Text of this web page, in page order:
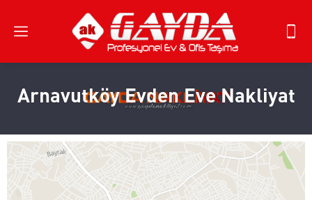
Arnavutköy Evden Eve Nakliyat